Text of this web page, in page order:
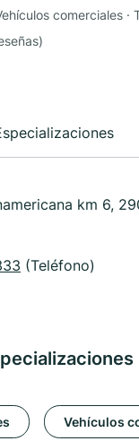
comerciales ·
km 6,
(Teléfono)
Vehículos